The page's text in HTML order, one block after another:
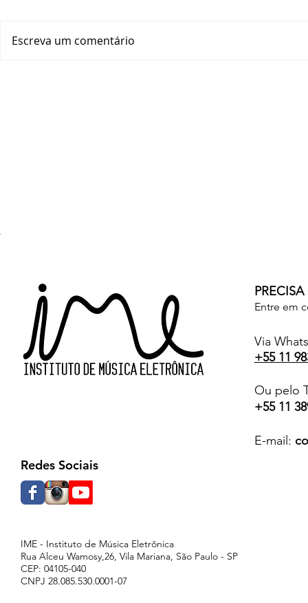
Escreva um comentário
Redes Sociais
Entre em
Via
+55 11
Ou pelo
+55 11
E-mail:
IME - Instituto de Música Eletrônica
Rua Alceu Wamosy,26, Vila Mariana, São Paulo - SP
CEP: 04105-040
CNPJ 28.085.530.0001-07